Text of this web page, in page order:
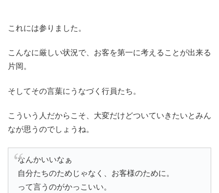
これには参りました。
こんなに厳しい状況で、お客を第一に考えることが出来る
片岡。
そしてその言葉にうなづく行員たち。
こういう人だからこそ、大変だけどついていきたいとみん
なが思うのでしょうね。
なんかいいなぁ
自分たちのためじゃなく、お客様のために。
って言うのがかっこいい。